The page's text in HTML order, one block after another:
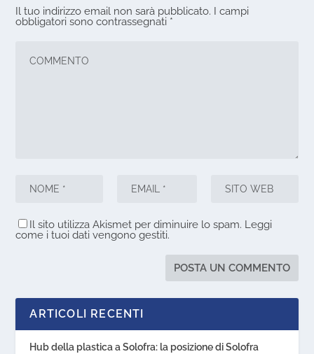
Il tuo indirizzo email non sarà pubblicato.
I campi
obbligatori sono contrassegnati *
Il sito utilizza Akismet per diminuire lo spam. Leggi
come i tuoi dati vengono gestiti.
ARTICOLI RECENTI
Hub della plastica a Solofra: la posizione di Solofra